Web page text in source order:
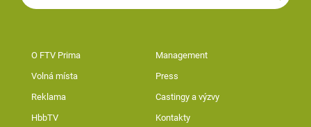
O FTV Prima Management
Volná místa Press
Reklama Castingy a výzvy
HbbTV Kontakty